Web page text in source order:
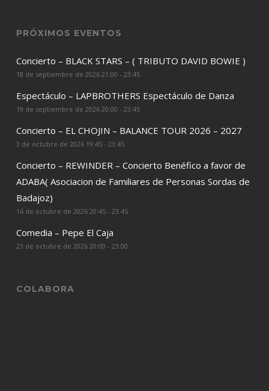
PRÓXIMOS EVENTOS
Concierto – BLACK STARS – ( TRIBUTO DAVID BOWIE )
18 de septiembre de 2026 21:00 - 23:45
Espectáculo – LAPBROTHERS Espectáculo de Danza
19 de septiembre de 2026 20:00 - 23:45
Concierto – EL CHOJIN – BALANCE TOUR 2026 – 2027
3 de octubre de 2026 19:45 - 23:45
Concierto – REWINDER – Concierto Benéfico a favor de
ADABA( Asociacion de Familiares de Personas Sordas de
Badajoz)
16 de octubre de 2026 20:45 - 23:45
Comedia – Pepe El Caja
23 de octubre de 2026 20:00 - 23:00
COLABORA